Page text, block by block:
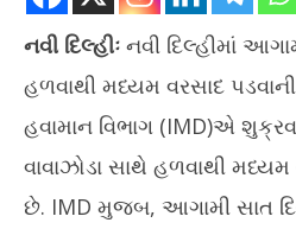
નવી દિલ્હીઃ નવી દિલ્હીમાં
હળવાથી મધ્યમ વરસાદ
હવામાન વિભાગ (IMD)એ
વાવાઝોડા સાથે હળવાથી
છે. IMD મુજબ, આગામી સાત